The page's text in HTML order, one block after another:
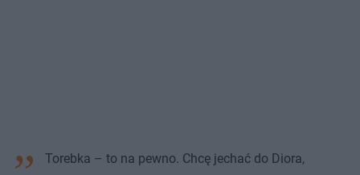
Torebka – to na pewno. Chcę jechać do Diora,